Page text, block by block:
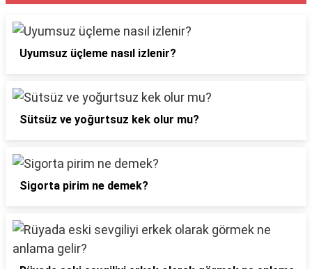
Uyumsuz üçleme nasıl izlenir?
Sütsüz ve yoğurtsuz kek olur mu?
Sigorta pirim ne demek?